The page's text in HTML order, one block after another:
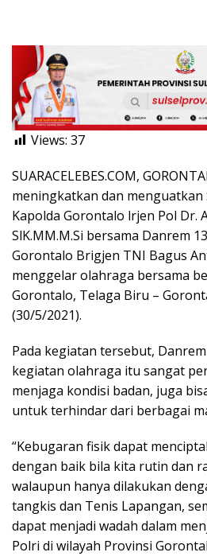
Views: 37
SUARACELEBES.COM,
meningkatkan dan
Kapolda Gorontalo lrjen Pol Dr.
SlK.MM.M.Si bersama Danrem
Gorontalo Brigjen TNI Bagus
menggelar olahraga bersama
Gorontalo, Telaga Biru –
(30/5/2021).
Pada kegiatan tersebut,
kegiatan olahraga itu sangat
menjaga kondisi badan, juga
untuk terhindar dari berbagai
“Kebugaran fisik dapat
dengan baik bila kita rutin dan
walaupun hanya dilakukan
tangkis dan Tenis Lapangan,
dapat menjadi wadah dalam
Polri di wilayah Provinsi